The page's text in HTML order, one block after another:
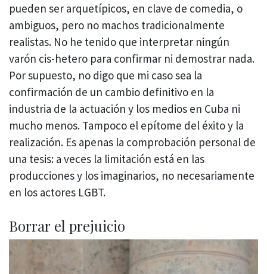
pueden ser arquetípicos, en clave de comedia, o
ambiguos, pero no machos tradicionalmente
realistas. No he tenido que interpretar ningún
varón cis-hetero para confirmar ni demostrar nada.
Por supuesto, no digo que mi caso sea la
confirmación de un cambio definitivo en la
industria de la actuación y los medios en Cuba ni
mucho menos. Tampoco el epítome del éxito y la
realización. Es apenas la comprobación personal de
una tesis: a veces la limitación está en las
producciones y los imaginarios, no necesariamente
en los actores LGBT.
Borrar el prejuicio